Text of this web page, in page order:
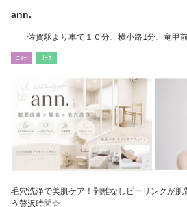
ann.
佐賀駅より車で１０分、横小路1分、竜甲
ｴｽﾃ ﾘﾗｸ
毛穴洗浄で美肌ケア！剥離なしピーリングが
う贅沢時間☆